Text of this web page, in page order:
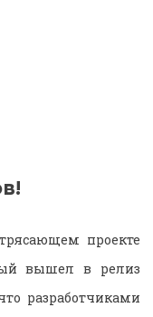
проекте
вышел в релиз
разработчиками